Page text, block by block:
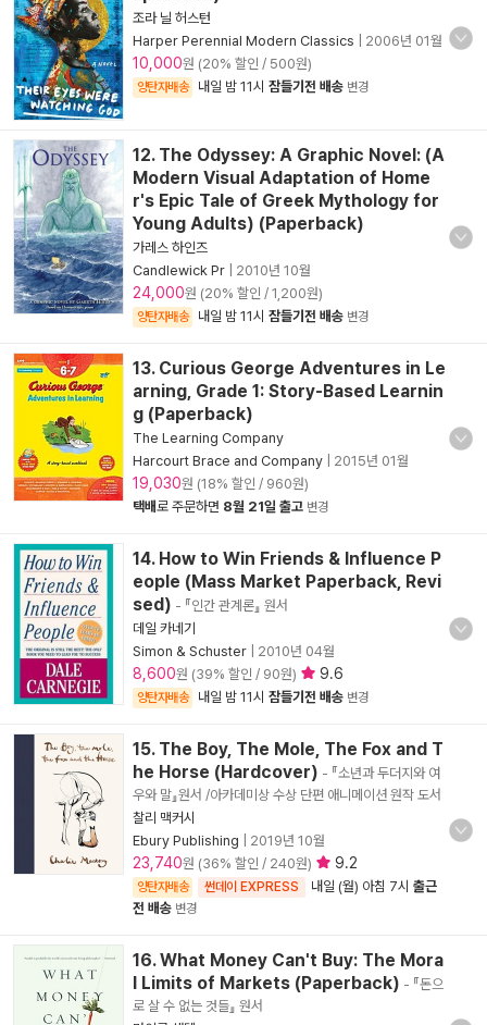
조라 닐 허스턴
Harper Perennial Modern Classics
2006년 01월
10,000원 (20% 할인 / 500원)
양탄자배송 내일 밤 11시 잠들기전 배송 변경
12. The Odyssey: A Graphic Novel: (A
Modern Visual Adaptation of Home
r's Epic Tale of Greek Mythology for
Young Adults) (Paperback)
가레스 하인즈
Candlewick Pr
2010년 10월
24,000원 (20% 할인 / 1,200원)
양탄자배송 내일 밤 11시 잠들기전 배송 변경
13. Curious George Adventures in Le
arning, Grade 1: Story-Based Learnin
g (Paperback)
The Learning Company
Harcourt Brace and Company
2015년 01월
19,030원 (18% 할인 / 960원)
택배로 주문하면 8월 21일 출고 변경
14. How to Win Friends & Influence P
eople (Mass Market Paperback, Revi
sed) - 『인간 관계론』 원서
데일 카네기
Simon & Schuster
2010년 04월
8,600원 (39% 할인 / 90원) 9.6
양탄자배송 내일 밤 11시 잠들기전 배송 변경
15. The Boy, The Mole, The Fox and T
he Horse (Hardcover) - 『소년과 두더지와 여
우와 말』원서 /아카데미상 수상 단편 애니메이션 원작 도서
찰리 맥커시
Ebury Publishing
2019년 10월
23,740원 (36% 할인 / 240원) 9.2
양탄자배송 썬데이 EXPRESS 내일 (월) 아침 7시 출근
전 배송 변경
16. What Money Can't Buy: The Mora
l Limits of Markets (Paperback) - 『돈으
로 살 수 없는 것들』 원서